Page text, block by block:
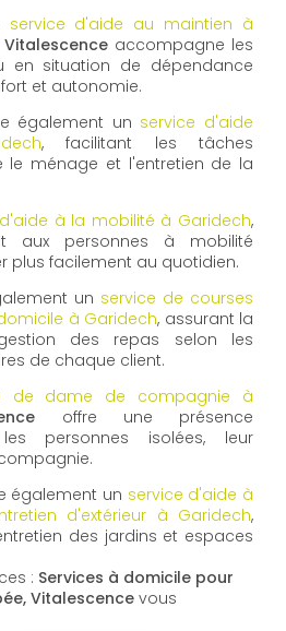
service d'aide au maintien à
Vitalescenceaccompagne les
en situation de dépendance
et autonomie.
également un service d'aide
, facilitant les tâches
le ménage et l'entretien de la
à la mobilité à Garidech,
aux personnes à mobilité
plus facilement au quotidien.
un service de courses
à Garidech, assurant la
des repas selon les
de chaque client.
de dame de compagnie à
offre une présence
personnes isolées, leur
également un service d'aide à
d'extérieur à Garidech,
des jardins et espaces
: Services à domicile pour
Vitalescence vous